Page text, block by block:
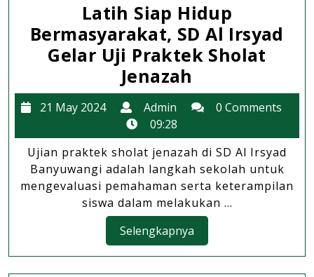
Latih Siap Hidup
Bermasyarakat, SD Al Irsyad
Gelar Uji Praktek Sholat
Jenazah
Siap
Hidup
SD
Al
Irsyad
Gelar
Uji
Praktek
21 May 2024
21
May
2024
Admin Admin0 Comments
09:28
Ujian praktek sholat jenazah di SD Al Irsyad
Banyuwangi adalah langkah sekolah untuk
mengevaluasi pemahaman serta keterampilan
siswa dalam melakukan ...
Selengkapnya